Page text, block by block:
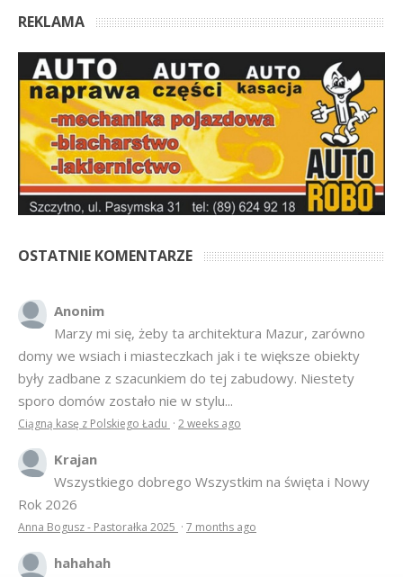
REKLAMA
OSTATNIE KOMENTARZE
Anonim
Marzy mi się, żeby ta architektura Mazur, zarówno
domy we wsiach i miasteczkach jak i te większe obiekty
były zadbane z szacunkiem do tej zabudowy. Niestety
sporo domów zostało nie w stylu...
Ciągną kasę z Polskiego Ładu · 2 weeks ago
Krajan
Wszystkiego dobrego Wszystkim na święta i Nowy
Rok 2026
Anna Bogusz - Pastorałka 2025 · 7 months ago
hahahah